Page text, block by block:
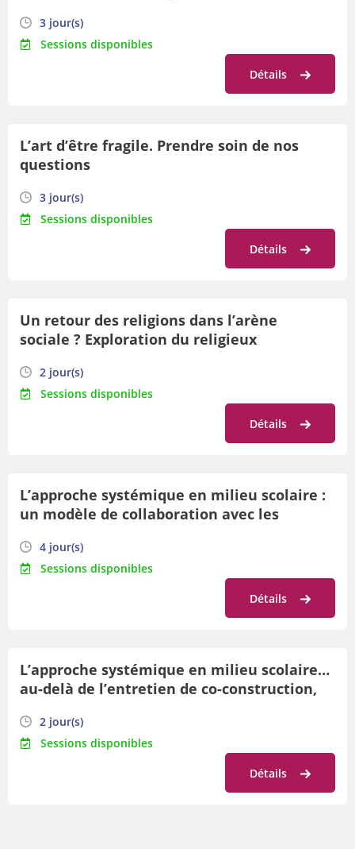
3 jour(s)
Sessions disponibles
Détails
L’art d’être fragile. Prendre soin de nos
questions
3 jour(s)
Sessions disponibles
Détails
Un retour des religions dans l’arène
sociale ? Exploration du religieux
2 jour(s)
Sessions disponibles
Détails
L’approche systémique en milieu scolaire :
un modèle de collaboration avec les
McCulloch et Chiara Curonici – Première
Étape – Année 1
4 jour(s)
Sessions disponibles
Détails
L’approche systémique en milieu scolaire…
au-delà de l’entretien de co-construction,
approche dans notre équipe ? – Deuxième
étape
2 jour(s)
Sessions disponibles
Détails